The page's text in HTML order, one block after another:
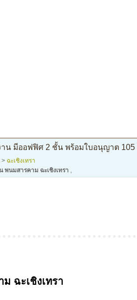
าน มีออฟฟิศ 2 ชั้น พร้อมใบอนุญาต 105
> ฉะเชิงเทรา
พนมสารคาม ฉะเชิงเทรา ,
ฉะเชิงเทรา